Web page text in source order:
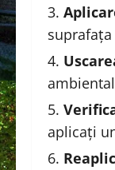
aplicați